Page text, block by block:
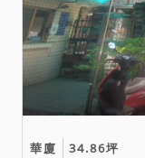
華廈 34.86坪